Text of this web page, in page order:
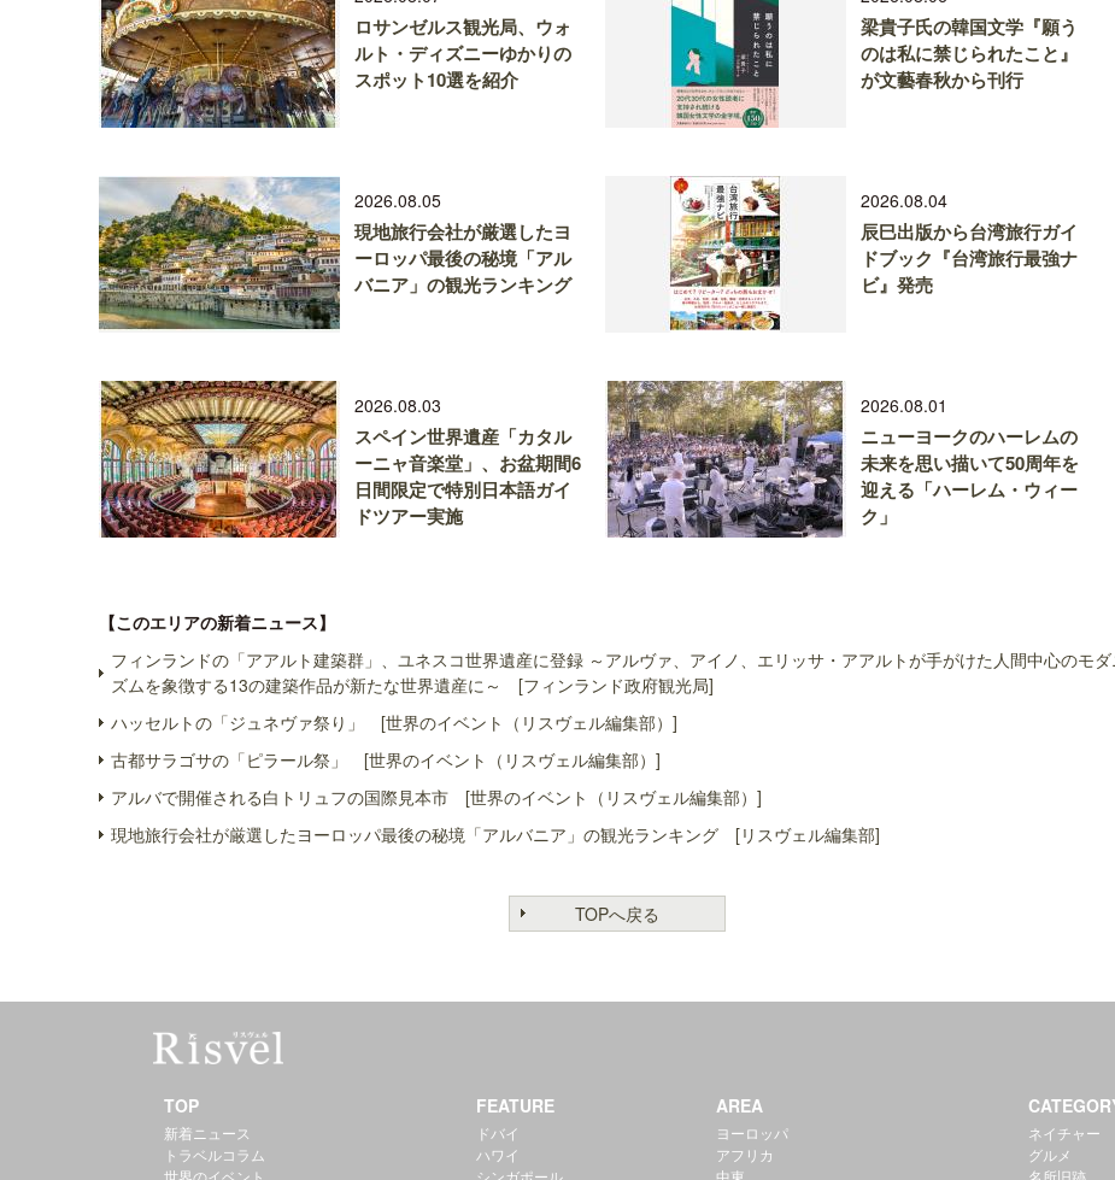
ロサンゼルス観光局、ウォ
ルト・ディズニーゆかりの
スポット10選を紹介
梁貴子氏の韓国文学『願う
のは私に禁じられたこと』
が文藝春秋から刊行
2026.08.05
現地旅行会社が厳選したヨ
ーロッパ最後の秘境「アル
バニア」の観光ランキング
2026.08.04
辰巳出版から台湾旅行ガイ
ドブック『台湾旅行最強ナ
ビ』発売
2026.08.03
スペイン世界遺産「カタル
ーニャ音楽堂」、お盆期間6
日間限定で特別日本語ガイ
ドツアー実施
2026.08.01
ニューヨークのハーレムの
未来を思い描いて50周年を
迎える「ハーレム・ウィー
ク」
【このエリアの新着ニュース】
フィンランドの「アアルト建築群」、ユネスコ世界遺産に登録 ～アルヴァ、アイノ、エリッサ・アアルトが手がけた人間中心のモダ
ズムを象徴する13の建築作品が新たな世界遺産に～ [フィンランド政府観光局]
ハッセルトの「ジュネヴァ祭り」 [世界のイベント（リスヴェル編集部）]
古都サラゴサの「ピラール祭」 [世界のイベント（リスヴェル編集部）]
アルバで開催される白トリュフの国際見本市 [世界のイベント（リスヴェル編集部）]
現地旅行会社が厳選したヨーロッパ最後の秘境「アルバニア」の観光ランキング [リスヴェル編集部]
TOPへ戻る
TOP
新着ニュース
トラベルコラム
世界のイベント
FEATURE
ドバイ
ハワイ
シンガポール
AREA
ヨーロッパ
アフリカ
中東
ネイチャー
グルメ
名所旧跡